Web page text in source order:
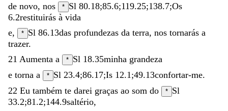
de novo, nos * Sl 80.18;85.6;119.25;138.7;Os
6.2restituirás à vida
e, * Sl 86.13das profundezas da terra, nos tornarás a
trazer.
21 Aumenta a * Sl 18.35minha grandeza
e torna a * Sl 23.4;86.17;Is 12.1 ;49.13confortar-me.
22 Eu também te darei graças ao som do * Sl
33.2;81.2;144.9saltério,